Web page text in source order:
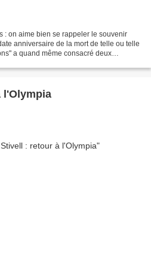
: on aime bien se rappeler le souvenir
anniversaire de la mort de telle ou telle
a quand même consacré deux
l'Olympia